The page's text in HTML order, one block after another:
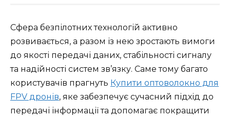
Сфера безпілотних технологій активно
розвивається, а разом із нею зростають вимоги
до якості передачі даних, стабільності сигналу
та надійності систем зв’язку. Саме тому багато
користувачів прагнуть Купити оптоволокно для
FPV дронів, яке забезпечує сучасний підхід до
передачі інформації та допомагає покращити